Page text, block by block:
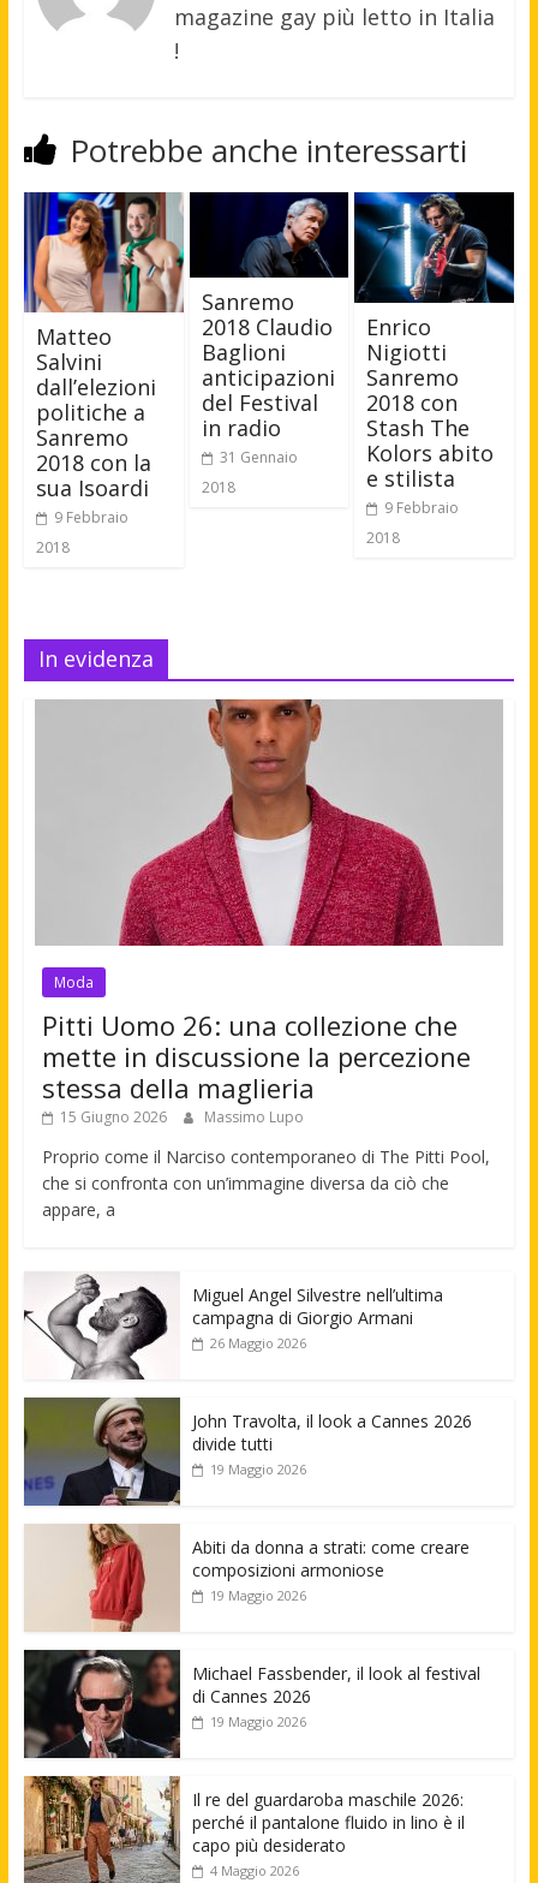
magazine gay più letto in Italia
!
Potrebbe anche interessarti
Matteo
Salvini
dall’elezioni
politiche a
Sanremo
2018 con la
sua Isoardi
9 Febbraio
2018
Sanremo
2018 Claudio
Baglioni
anticipazioni
del Festival
in radio
31 Gennaio
2018
Enrico
Nigiotti
Sanremo
2018 con
Stash The
Kolors abito
e stilista
9 Febbraio
2018
In evidenza
Moda
Pitti Uomo 26: una collezione che
mette in discussione la percezione
stessa della maglieria
15 Giugno 2026 Massimo Lupo
Proprio come il Narciso contemporaneo di The Pitti Pool,
che si confronta con un’immagine diversa da ciò che
appare, a
Miguel Angel Silvestre nell’ultima
campagna di Giorgio Armani
26 Maggio 2026
John Travolta, il look a Cannes 2026
divide tutti
19 Maggio 2026
Abiti da donna a strati: come creare
composizioni armoniose
19 Maggio 2026
Michael Fassbender, il look al festival
di Cannes 2026
19 Maggio 2026
Il re del guardaroba maschile 2026:
perché il pantalone fluido in lino è il
capo più desiderato
4 Maggio 2026